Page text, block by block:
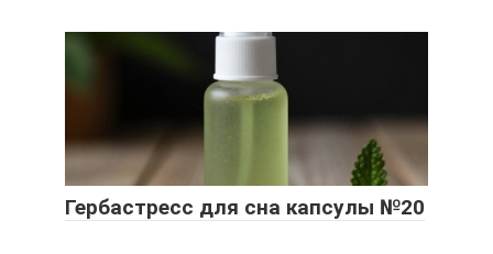
Гербастресс для сна капсулы №20